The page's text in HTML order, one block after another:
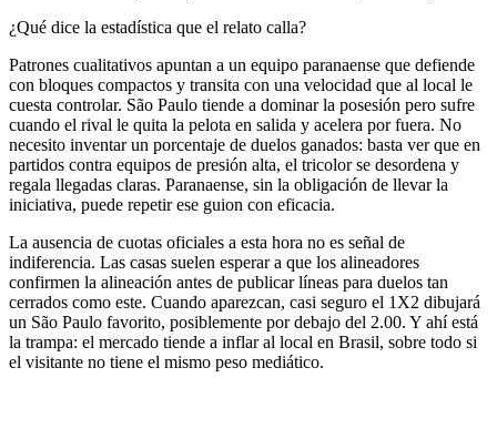
¿Qué dice la estadística que el relato calla?
Patrones cualitativos apuntan a un equipo paranaense que defiende
con bloques compactos y transita con una velocidad que al local le
cuesta controlar. São Paulo tiende a dominar la posesión pero sufre
cuando el rival le quita la pelota en salida y acelera por fuera. No
necesito inventar un porcentaje de duelos ganados: basta ver que en
partidos contra equipos de presión alta, el tricolor se desordena y
regala llegadas claras. Paranaense, sin la obligación de llevar la
iniciativa, puede repetir ese guion con eficacia.
La ausencia de cuotas oficiales a esta hora no es señal de
indiferencia. Las casas suelen esperar a que los alineadores
confirmen la alineación antes de publicar líneas para duelos tan
cerrados como este. Cuando aparezcan, casi seguro el 1X2 dibujará
un São Paulo favorito, posiblemente por debajo del 2.00. Y ahí está
la trampa: el mercado tiende a inflar al local en Brasil, sobre todo si
el visitante no tiene el mismo peso mediático.